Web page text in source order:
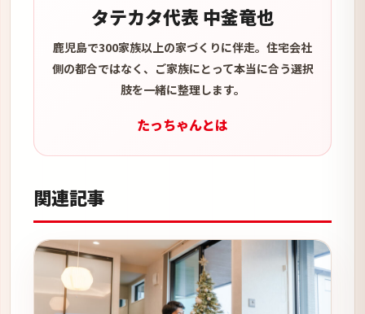
タテカタ代表 中釜竜也
鹿児島で300家族以上の家づくりに伴走。住宅会社
側の都合ではなく、ご家族にとって本当に合う選択
肢を一緒に整理します。
たっちゃんとは
関連記事